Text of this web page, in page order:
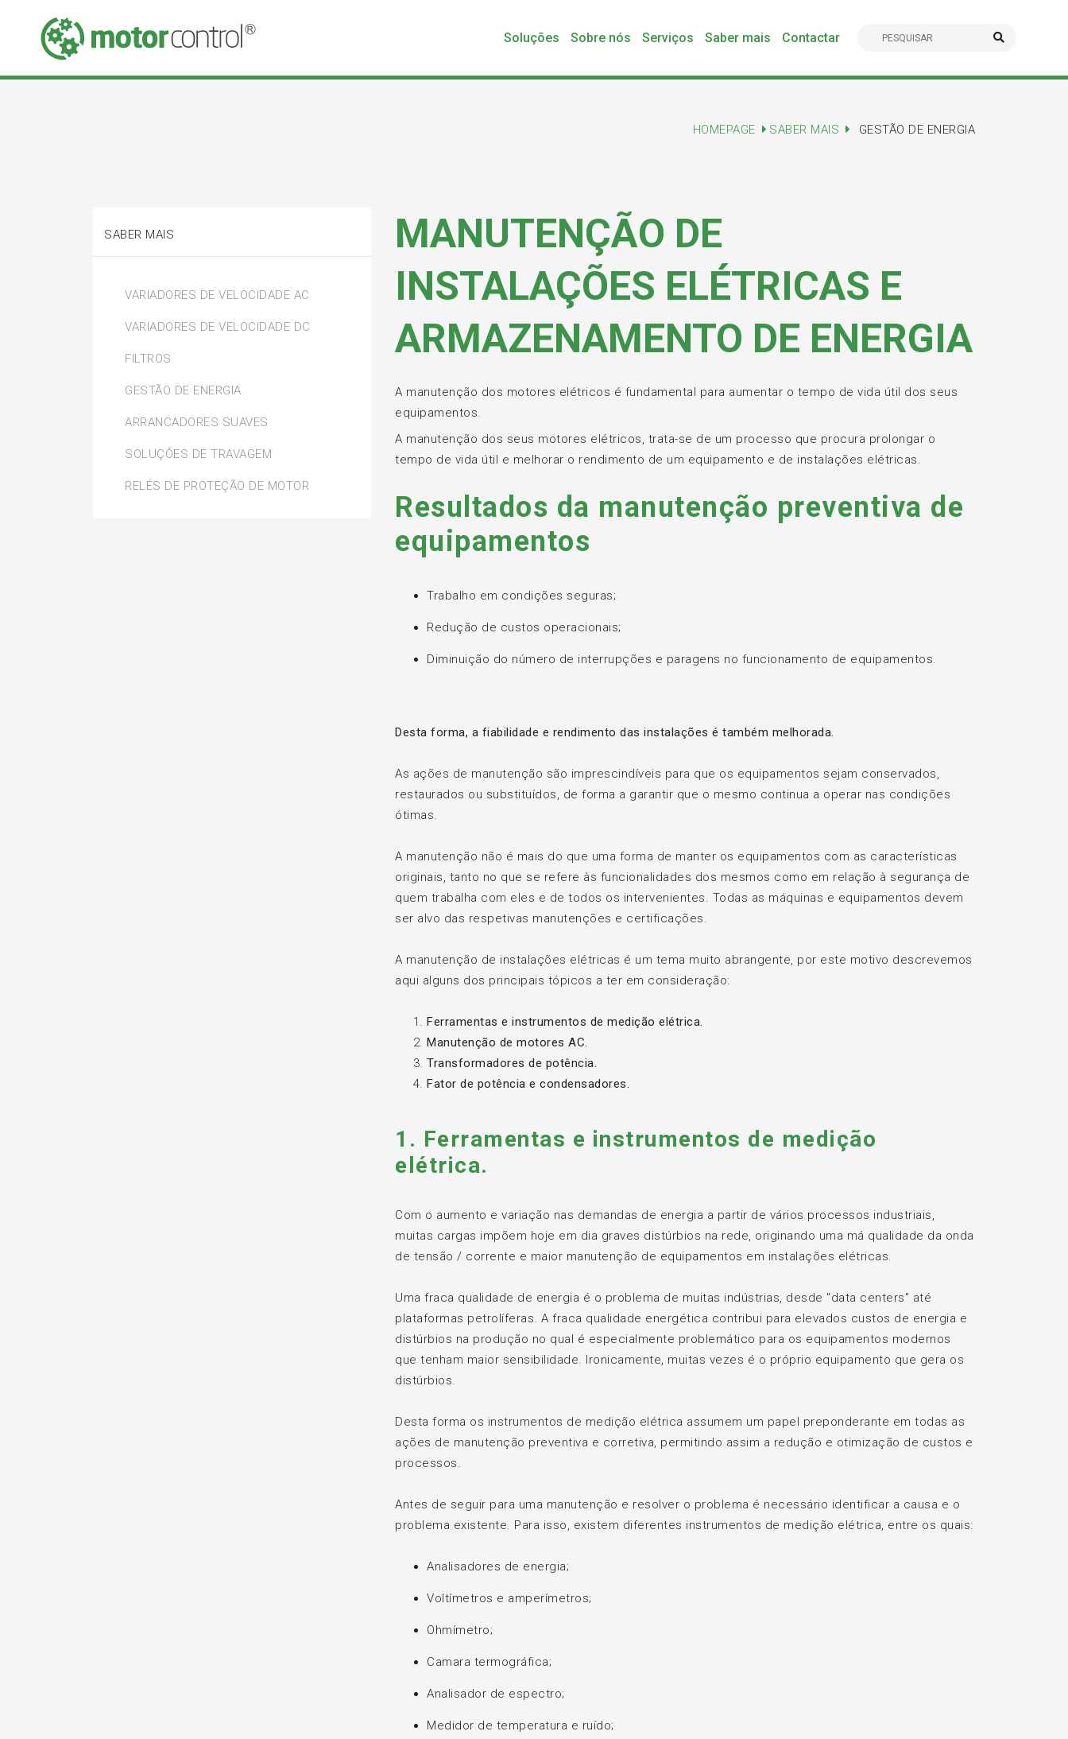
Soluções Sobre nós Serviços Saber mais Contactar
HOMEPAGE SABER MAIS GESTÃO DE ENERGIA
SABER MAIS
VARIADORES DE VELOCIDADE AC
VARIADORES DE VELOCIDADE DC
FILTROS
GESTÃO DE ENERGIA
ARRANCADORES SUAVES
SOLUÇÕES DE TRAVAGEM
RELÉS DE PROTEÇÃO DE MOTOR
MANUTENÇÃO DE
INSTALAÇÕES ELÉTRICAS E
ARMAZENAMENTO DE ENERGIA
A manutenção dos motores elétricos é fundamental para aumentar o tempo de vida útil dos seus
equipamentos.
A manutenção dos seus motores elétricos, trata-se de um processo que procura prolongar o
tempo de vida útil e melhorar o rendimento de um equipamento e de instalações elétricas.
Resultados da manutenção preventiva de
equipamentos
Trabalho em condições seguras;
Redução de custos operacionais;
Diminuição do número de interrupções e paragens no funcionamento de equipamentos.
Desta forma, a fiabilidade e rendimento das instalações é também melhorada.
As ações de manutenção são imprescindíveis para que os equipamentos sejam conservados,
restaurados ou substituídos, de forma a garantir que o mesmo continua a operar nas condições
ótimas.
A manutenção não é mais do que uma forma de manter os equipamentos com as características
originais, tanto no que se refere às funcionalidades dos mesmos como em relação à segurança de
quem trabalha com eles e de todos os intervenientes. Todas as máquinas e equipamentos devem
ser alvo das respetivas manutenções e certificações.
A manutenção de instalações elétricas é um tema muito abrangente, por este motivo descrevemos
aqui alguns dos principais tópicos a ter em consideração:
Ferramentas e instrumentos de medição elétrica.
Manutenção de motores AC.
Transformadores de potência.
Fator de potência e condensadores.
1. Ferramentas e instrumentos de medição
elétrica.
Com o aumento e variação nas demandas de energia a partir de vários processos industriais,
muitas cargas impõem hoje em dia graves distúrbios na rede, originando uma má qualidade da onda
de tensão / corrente e maior manutenção de equipamentos em instalações elétricas.
Uma fraca qualidade de energia é o problema de muitas indústrias, desde "data centers" até
plataformas petrolíferas. A fraca qualidade energética contribui para elevados custos de energia e
distúrbios na produção no qual é especialmente problemático para os equipamentos modernos
que tenham maior sensibilidade. Ironicamente, muitas vezes é o próprio equipamento que gera os
distúrbios.
Desta forma os instrumentos de medição elétrica assumem um papel preponderante em todas as
ações de manutenção preventiva e corretiva, permitindo assim a redução e otimização de custos e
processos.
Antes de seguir para uma manutenção e resolver o problema é necessário identificar a causa e o
problema existente. Para isso, existem diferentes instrumentos de medição elétrica, entre os quais:
Analisadores de energia;
Voltímetros e amperímetros;
Ohmímetro;
Camara termográfica;
Analisador de espectro;
Medidor de temperatura e ruído;